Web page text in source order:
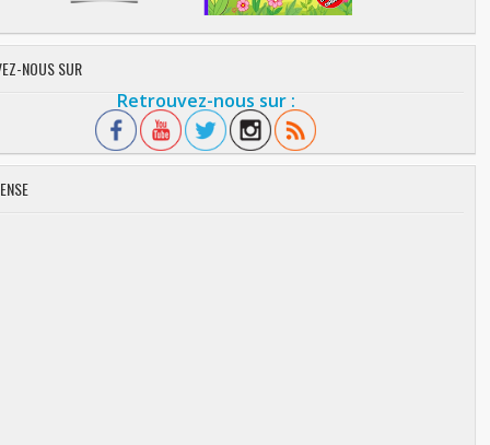
NOUS SUR
Retrouvez-nous sur :